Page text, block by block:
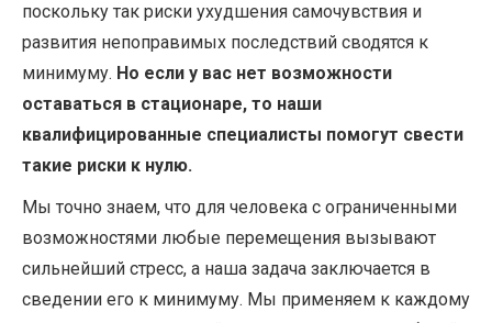
поскольку так риски ухудшения самочувствия и
развития непоправимых последствий сводятся к
минимуму. Но если у вас нет возможности
оставаться в стационаре, то наши
квалифицированные специалисты помогут свести
такие риски к нулю.
Мы точно знаем, что для человека с ограниченными
возможностями любые перемещения вызывают
сильнейший стресс, а наша задача заключается в
сведении его к минимуму. Мы применяем к каждому